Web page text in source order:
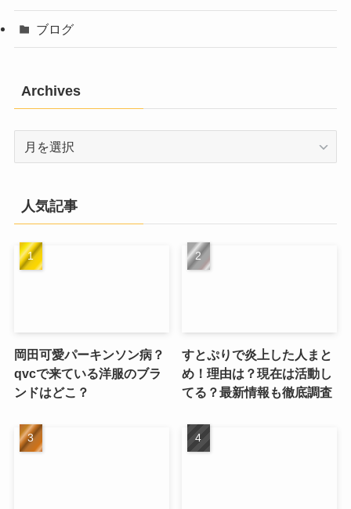
ブログ
Archives
Archives
人気記事
岡田可愛パーキンソン病？
qvcで来ている洋服のブラ
ンドはどこ？
すとぷりで炎上した人まと
め！理由は？現在は活動し
てる？最新情報も徹底調査